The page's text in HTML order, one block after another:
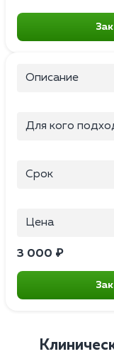
Описание
Для кого
Срок
Цена
3 000 ₽